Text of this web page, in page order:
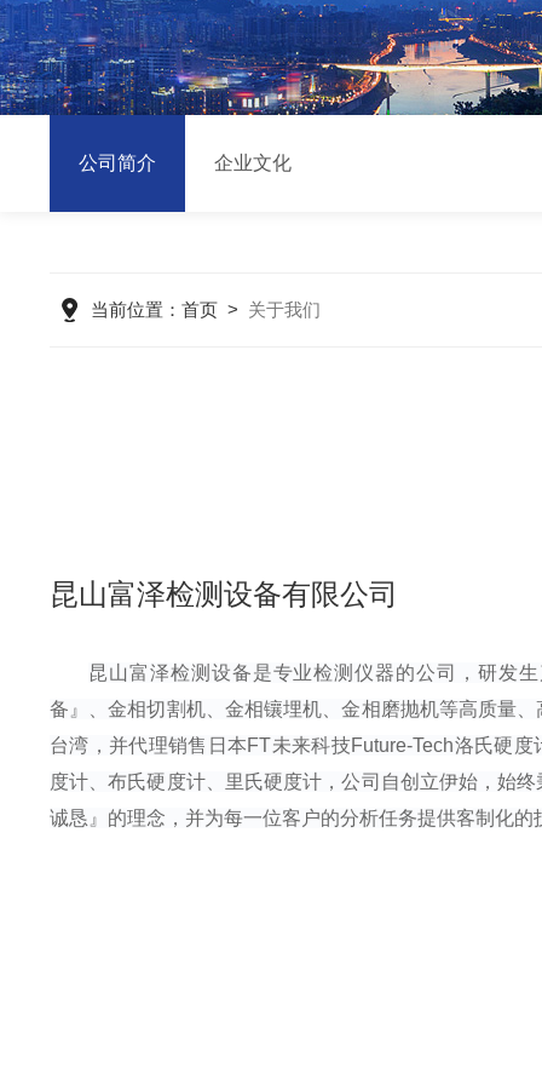
公司简介 企业文化
当前位置： 首页> 关于我们
昆山富泽检测设备有限公司
昆山富泽检测设备是专业检测仪器的公司，研发
备』、金相切割机、金相镶埋机、金相磨抛机等高质量
台湾，并代理销售日本FT未来科技Future-Tech洛氏硬度
度计 、布氏硬度计、里氏硬度计 ，公司自创立伊始，始
诚恳』的理念，并为每一位客户的分析任务提供客制化的